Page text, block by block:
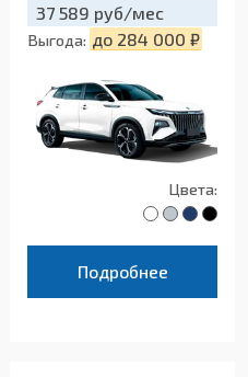
37 589 руб/мес
Выгода: до 284 000 ₽
Цвета:
Подробнее